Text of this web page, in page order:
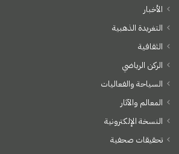
الأخبار
التغريدة الذهبية
الثقافية
الركن الرياضي
السياحة والفعاليات
المعالم والآثار
النسخة الإلكترونية
تحقيقات صحفية